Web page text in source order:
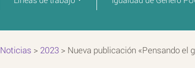
Noticias > 2023> Nueva publicación «Pensando el